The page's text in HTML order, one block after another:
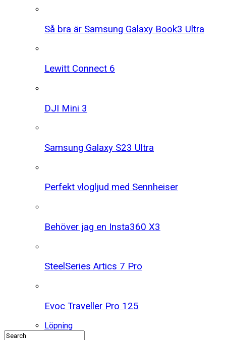
Så bra är Samsung Galaxy Book3 Ultra
Lewitt Connect 6
DJI Mini 3
Samsung Galaxy S23 Ultra
Perfekt vlogljud med Sennheiser
Behöver jag en Insta360 X3
SteelSeries Artics 7 Pro
Evoc Traveller Pro 125
Löpning